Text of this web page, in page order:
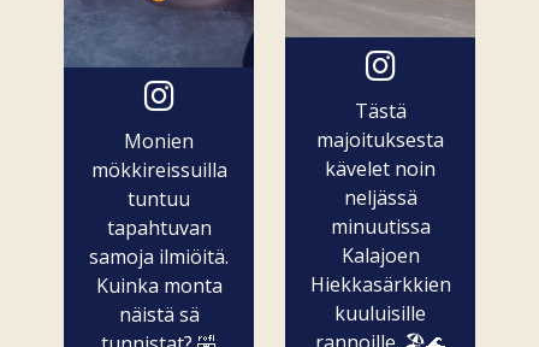
Monien
mökkireissuilla
tuntuu
tapahtuvan
samoja ilmiöitä.
Kuinka monta
näistä sä
Tästä
majoituksesta
kävelet noin
neljässä
minuutissa
Kalajoen
Hiekkasärkkien
kuuluisille